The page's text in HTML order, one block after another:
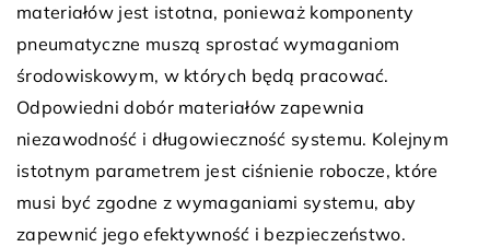
materiałów jest istotna, ponieważ komponenty
pneumatyczne muszą sprostać wymaganiom
środowiskowym, w których będą pracować.
Odpowiedni dobór materiałów zapewnia
niezawodność i długowieczność systemu. Kolejnym
istotnym parametrem jest ciśnienie robocze, które
musi być zgodne z wymaganiami systemu, aby
zapewnić jego efektywność i bezpieczeństwo.